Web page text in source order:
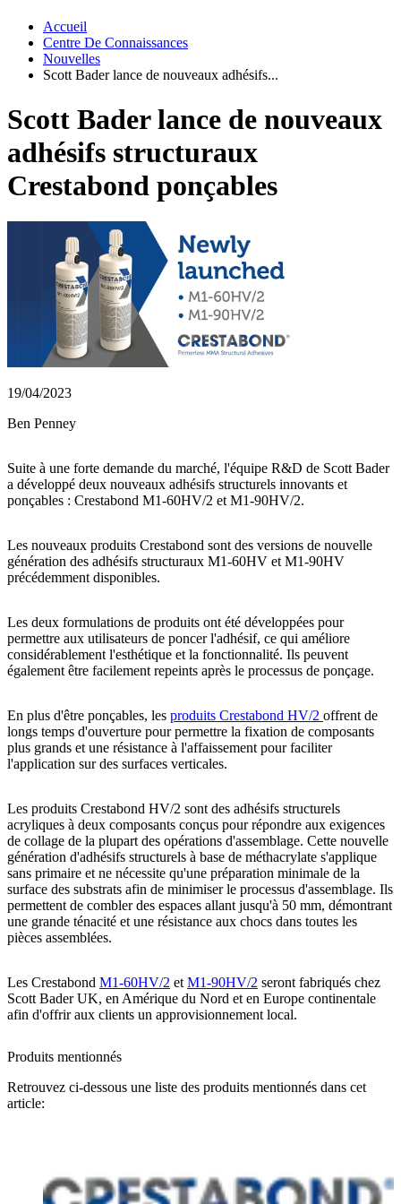
Accueil
Centre De Connaissances
Nouvelles
Scott Bader lance de nouveaux adhésifs...
Scott Bader lance de nouveaux
adhésifs structuraux
Crestabond ponçables
19/04/2023
Ben Penney
Suite à une forte demande du marché, l'équipe R&D de Scott Bader
a développé deux nouveaux adhésifs structurels innovants et
ponçables : Crestabond M1-60HV/2 et M1-90HV/2.
Les nouveaux produits Crestabond sont des versions de nouvelle
génération des adhésifs structuraux M1-60HV et M1-90HV
précédemment disponibles.
Les deux formulations de produits ont été développées pour
permettre aux utilisateurs de poncer l'adhésif, ce qui améliore
considérablement l'esthétique et la fonctionnalité. Ils peuvent
également être facilement repeints après le processus de ponçage.
En plus d'être ponçables, les produits Crestabond HV/2 offrent de
longs temps d'ouverture pour permettre la fixation de composants
plus grands et une résistance à l'affaissement pour faciliter
l'application sur des surfaces verticales.
Les produits Crestabond HV/2 sont des adhésifs structurels
acryliques à deux composants conçus pour répondre aux exigences
de collage de la plupart des opérations d'assemblage. Cette nouvelle
génération d'adhésifs structurels à base de méthacrylate s'applique
sans primaire et ne nécessite qu'une préparation minimale de la
surface des substrats afin de minimiser le processus d'assemblage. Ils
permettent de combler des espaces allant jusqu'à 50 mm, démontrant
une grande ténacité et une résistance aux chocs dans toutes les
pièces assemblées.
Les Crestabond M1-60HV/2 et M1-90HV/2 seront fabriqués chez
Scott Bader UK, en Amérique du Nord et en Europe continentale
afin d'offrir aux clients un approvisionnement local.
Produits mentionnés
Retrouvez ci-dessous une liste des produits mentionnés dans cet
article: